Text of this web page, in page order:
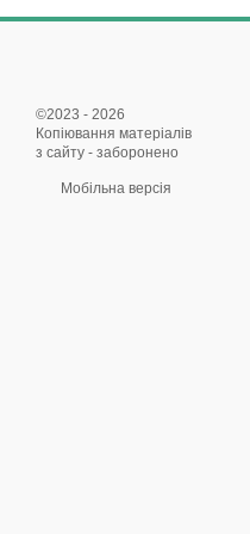
©2023 - 2026
Копіювання матеріалів
з сайту - заборонено
Мобільна версія